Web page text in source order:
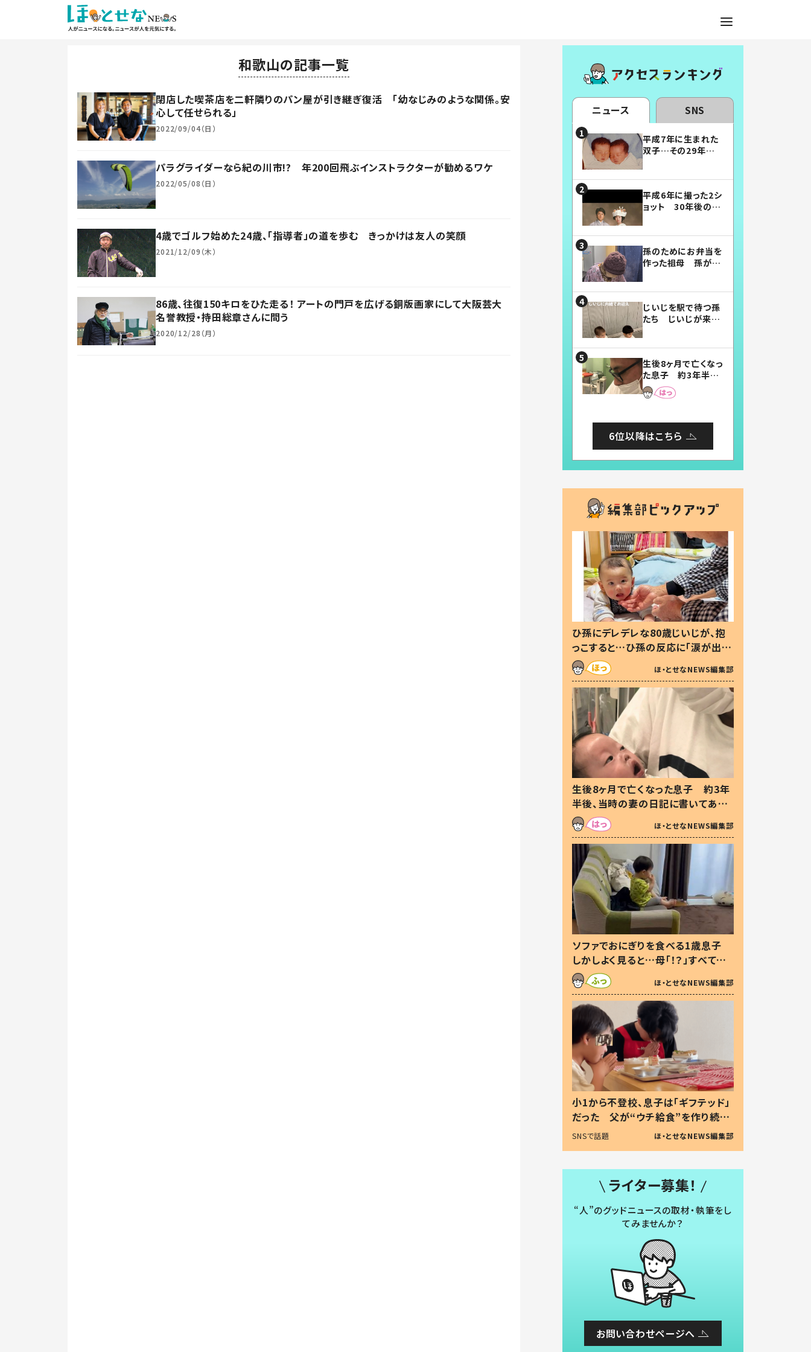
和歌山の記事一覧
閉店した喫茶店を二軒隣りのパン屋が引き継ぎ復活 「幼なじみのような関係。安
心して任せられる」
2022/09/04（日）
パラグライダーなら紀の川市!? 年200回飛ぶインストラクターが勧めるワケ
2022/05/08（日）
4歳でゴルフ始めた24歳、「指導者」の道を歩む きっかけは友人の笑顔
2021/12/09（木）
86歳、往復150キロをひた走る！ アートの門戸を広げる銅版画家にして大阪芸大
名誉教授・持田総章さんに問う
2020/12/28（月）
ニュース SNS
平成7年に生まれた
双子…その29年後
平成6年に撮った2シ
ョット 30年後の姿
孫のためにお弁当を
作った祖母 孫が絶
じいじを駅で待つ孫
たち じいじが来た
まらない」「幸せにな
れる」
生後8ヶ月で亡くなっ
た息子 約3年半
後、当時の妻の日記
に書いてあった本音
6位以降はこちら
ひ孫にデレデレな80歳じいじが、抱
っこすると…ひ孫の反応に「涙が出ま
した」「可愛くて仕方ない」
ほ・とせなNEWS編集部
生後8ヶ月で亡くなった息子 約3年
半後、当時の妻の日記に書いてあっ
た本音とは
ほ・とせなNEWS編集部
ソファでおにぎりを食べる1歳息子
しかしよく見ると…母「！？」すべてを
察した母の投稿に「可愛いから許
す！」「現行犯〜」
ほ・とせなNEWS編集部
小1から不登校、息子は「ギフテッド」
だった 父が“ウチ給食”を作り続け
る理由とは #令和の親 #令和の子
SNSで話題 ほ・とせなNEWS編集部
ライター募集！
“人”のグッドニュースの取材・執筆をし
てみませんか？
お問い合わせページへ